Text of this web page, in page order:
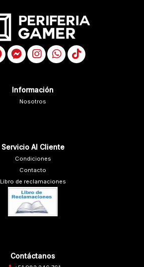
Información
Nosotros
Servicio Al Cliente
Condiciones
Contacto
Libro de reclamaciones
Contáctanos